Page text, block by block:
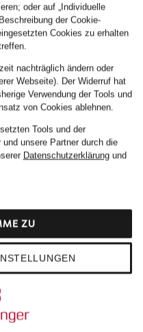
oder auf „Individuelle
der Cookie-
Cookies zu erhalten
nachträglich ändern oder
Webseite). Der Widerruf hat
Verwendung der Tools und
von Cookies ablehnen.
Tools und der
unsere Partner durch die
Datenschutzerklärungund
ZU